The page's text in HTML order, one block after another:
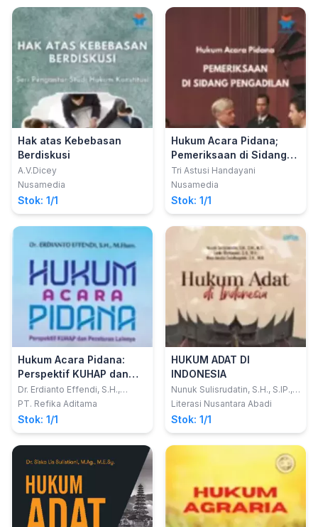
Hak atas Kebebasan
Berdiskusi
A.V.Dicey
Nusamedia
Stok: 1/1
Hukum Acara Pidana;
Pemeriksaan di Sidang
Pengadilan
Tri Astusi Handayani
Nusamedia
Stok: 1/1
Hukum Acara Pidana:
Perspektif KUHAP dan
Peraturan Lainnya
Dr. Erdianto Effendi, S.H.,
M.Hum.
PT. Refika Aditama
Stok: 1/1
HUKUM ADAT DI
INDONESIA
Nunuk Sulisrudatin, S.H., S.IP.,
M.Si.; Lindri Purbowati, S.H.,
Cendhayanie, S.H., M.H.
Literasi Nusantara Abadi
Stok: 1/1